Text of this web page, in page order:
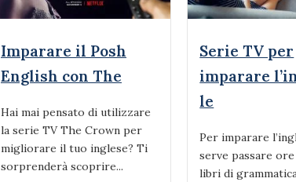
Imparare il Posh
English con The
Hai mai pensato di utilizzare
la serie TV The Crown per
migliorare il tuo inglese? Ti
sorprenderà scoprire...
Serie TV per
imparare
le
Per imparare
serve passare
libri di